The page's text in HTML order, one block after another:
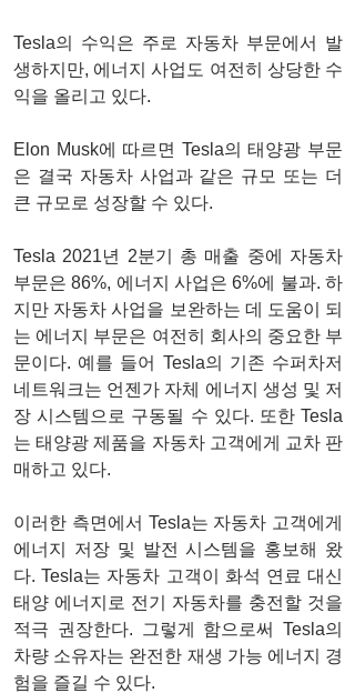
Tesla의 수익은 주로 자동차 부문에서 발
생하지만, 에너지 사업도 여전히 ​​상당한 수
익을 올리고 있다.
Elon Musk에 따르면 Tesla의 태양광 부문
은 결국 자동차 사업과 같은 규모 또는 더
큰 규모로 성장할 수 있다.
Tesla 2021년 2분기 총 매출 중에 자동차
부문은 86%, 에너지 사업은 6%에 불과. 하
지만 자동차 사업을 보완하는 데 도움이 되
는 에너지 부문은 여전히 ​​회사의 중요한 부
문이다. 예를 들어 Tesla의 기존 수퍼차저
네트워크는 언젠가 자체 에너지 생성 및 저
장 시스템으로 구동될 수 있다. 또한 Tesla
는 태양광 제품을 자동차 고객에게 교차 판
매하고 있다.
이러한 측면에서 Tesla는 자동차 고객에게
에너지 저장 및 발전 시스템을 홍보해 왔
다. Tesla는 자동차 고객이 화석 연료 대신
태양 에너지로 전기 자동차를 충전할 것을
적극 권장한다. 그렇게 함으로써 Tesla의
차량 소유자는 완전한 재생 가능 에너지 경
험을 즐길 수 있다.